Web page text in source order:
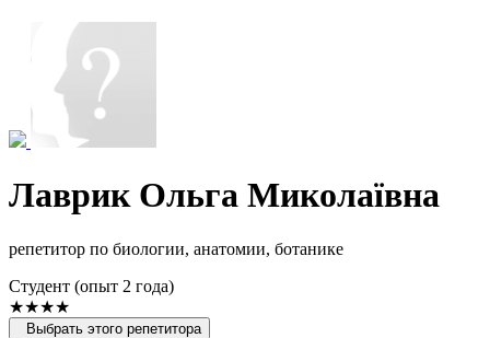
Лаврик Ольга Миколаївна
репетитор по биологии, анатомии, ботанике
Cтудент (опыт 2 года)
★★★★
Выбрать этого репетитора